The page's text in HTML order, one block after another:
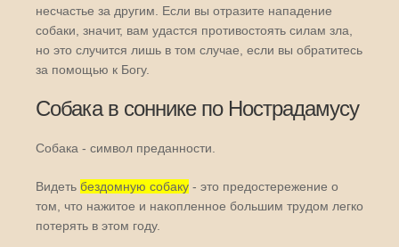
несчастье за другим. Если вы отразите нападение
собаки, значит, вам удастся противостоять силам зла,
но это случится лишь в том случае, если вы обратитесь
за помощью к Богу.
Собака в соннике по Нострадамусу
Собака - символ преданности.
Видеть бездомную собаку - это предостережение о
том, что нажитое и накопленное большим трудом легко
потерять в этом году.